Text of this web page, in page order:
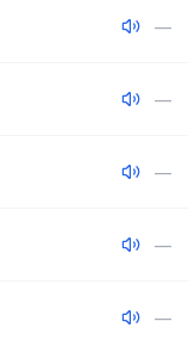
—
—
—
—
—